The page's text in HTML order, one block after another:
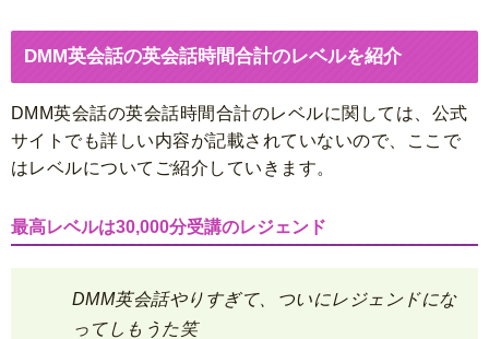
DMM英会話の英会話時間合計のレベルを紹介
DMM英会話の英会話時間合計のレベルに関しては、公式
サイトでも詳しい内容が記載されていないので、ここで
はレベルについてご紹介していきます。
最高レベルは30,000分受講のレジェンド
DMM英会話やりすぎて、ついにレジェンドにな
ってしもうた笑